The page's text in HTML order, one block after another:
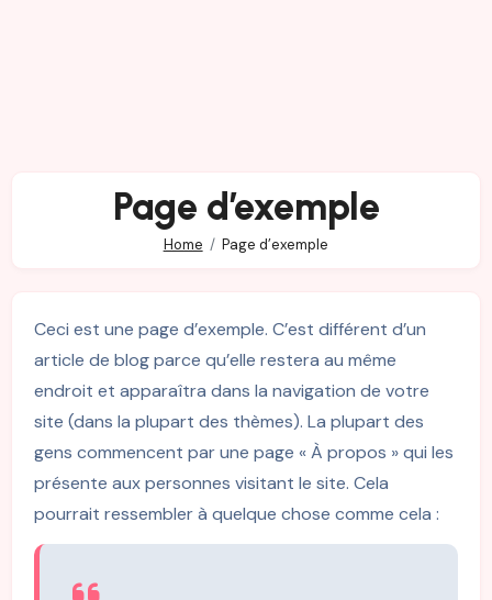
Page d’exemple
Home Page d’exemple
Ceci est une page d’exemple. C’est différent d’un
article de blog parce qu’elle restera au même
endroit et apparaîtra dans la navigation de votre
site (dans la plupart des thèmes). La plupart des
gens commencent par une page « À propos » qui les
présente aux personnes visitant le site. Cela
pourrait ressembler à quelque chose comme cela :